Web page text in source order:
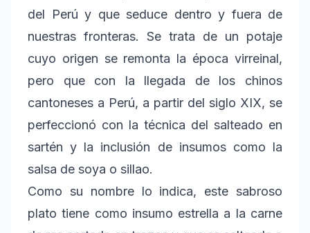
del Perú y que seduce dentro y fuera de
nuestras fronteras. Se trata de un potaje
cuyo origen se remonta la época virreinal,
pero que con la llegada de los chinos
cantoneses a Perú, a partir del siglo XIX, se
perfeccionó con la técnica del salteado en
sartén y la inclusión de insumos como la
salsa de soya o sillao.
Como su nombre lo indica, este sabroso
plato tiene como insumo estrella a la carne